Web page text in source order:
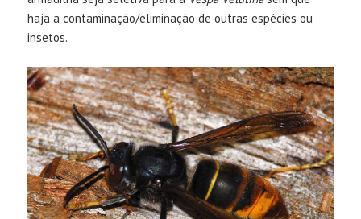
haja a contaminação/eliminação de outras espécies ou
insetos.